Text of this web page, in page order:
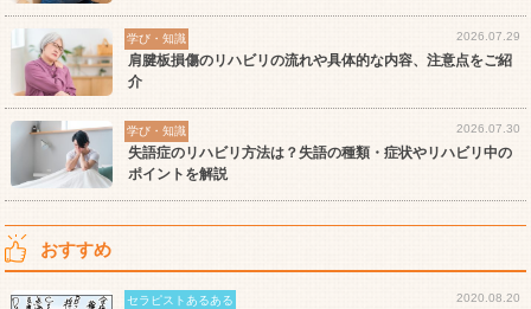
学び・知識 2026.07.29
肩腱板損傷のリハビリの流れや具体的な内容、注意点をご紹
介
学び・知識 2026.07.30
失語症のリハビリ方法は？失語の種類・症状やリハビリ中の
ポイントを解説
おすすめ
セラピストあるある 2020.08.20